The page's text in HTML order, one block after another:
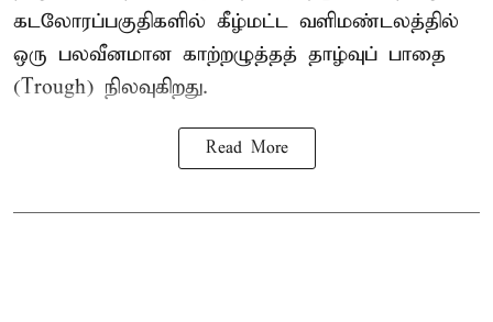
கடலோரப்பகுதிகளில் கீழ்மட்ட வளிமண்டலத்தில்
ஒரு பலவீனமான காற்றழுத்தத் தாழ்வுப் பாதை
(Trough) நிலவுகிறது.
Read More